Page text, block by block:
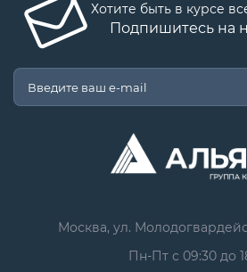
Хотите быть в курсе
Подпишитесь на
Москва, ул.
Пн-Пт с 09:30 до